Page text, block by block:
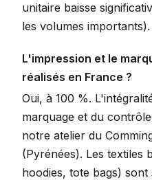
unitaire baisse
les volumes importants).
L'impression et le
réalisés en France ?
Oui, à 100 %.
marquage et du
notre atelier du
(Pyrénées). Les textiles
hoodies, tote bags)